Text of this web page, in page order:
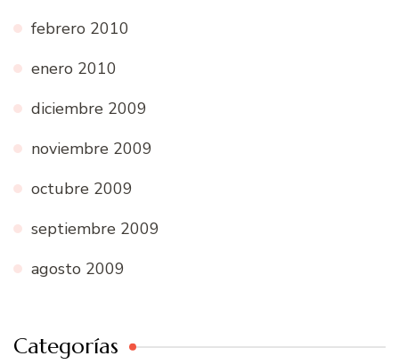
febrero 2010
enero 2010
diciembre 2009
noviembre 2009
octubre 2009
septiembre 2009
agosto 2009
Categorías